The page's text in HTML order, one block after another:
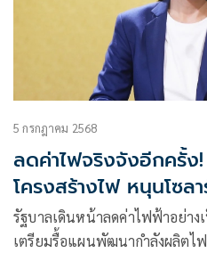
5 กรกฎาคม 2568
ลดค่าไฟจริงจังอีกครั้
โครงสร้างไฟ หนุนโซล
รัฐบาลเดินหน้าลดค่าไฟฟ้าอย่า
เตรียมรื้อแผนพัฒนากำลังผลิตไ